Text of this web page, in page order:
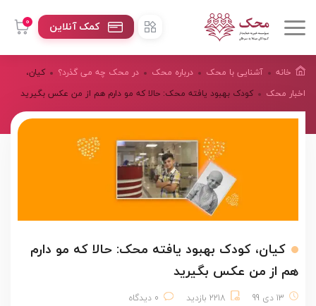
0 کمک آنلاین
خانه آشنایی با محک درباره محک
در محک چه می گذرد؟
اخبار محک
کیان،
کودک بهبود یافته محک: حالا که مو دارم هم از من عکس بگیرید
کیان، کودک بهبود یافته محک: حالا که مو دارم
هم از من عکس بگیرید
13 دی 99 2218 بازدید 0 دیدگاه